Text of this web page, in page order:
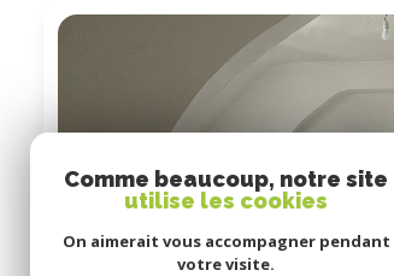
Comme beaucoup, notre site
utilise les cookies
On aimerait vous accompagner pendant
votre visite.